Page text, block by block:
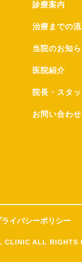
診療案内
治療までの
当院のお知
医院紹介
院長・スタ
お問い合わせ
ライバシーポリシー
CLINIC ALL RIGHTS